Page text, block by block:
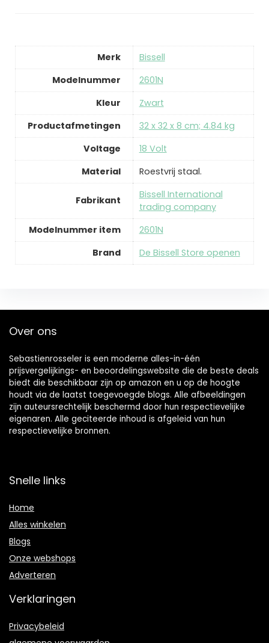
Merk
‎Bissell
Modelnummer
‎2601N
Kleur
‎Zwart
Productafmetingen
‎32 x 32 x 8 cm; 4.84 kg
Voltage
‎18 Volt
Material
‎Roestvrij staal.
Fabrikant
‎Bissell International
trading company
Modelnummer item
‎2601N
Brand
De Bissell Store openen
Over ons
Sebastienrosseler is een moderne alles-in-één
prijsvergelijkings- en beoordelingswebsite die de beste deals
biedt die beschikbaar zijn op amazon en u op de hoogte
houdt via de laatst toegevoegde blogs. Alle afbeeldingen
zijn auteursrechtelijk beschermd door hun respectievelijke
eigenaren. Alle geciteerde inhoud is afgeleid van hun
respectievelijke bronnen.
Snelle links
Home
Alles winkelen
Blogs
Onze webshops
Adverteren
Verklaringen
Privacybeleid